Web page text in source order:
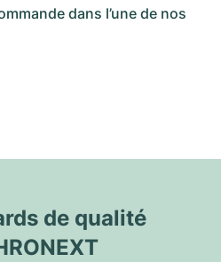
dans l’une de nos
de qualité